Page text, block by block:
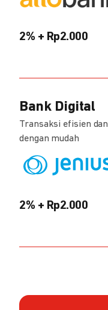
2% + Rp2.000
Bank Digital
Transaksi efisien
dengan mudah
2% + Rp2.000